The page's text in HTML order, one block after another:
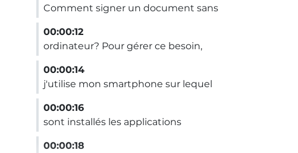
Comment signer un document sans
00:00:12
ordinateur? Pour gérer ce besoin,
00:00:14
j'utilise mon smartphone sur lequel
00:00:16
sont installés les applications
00:00:18